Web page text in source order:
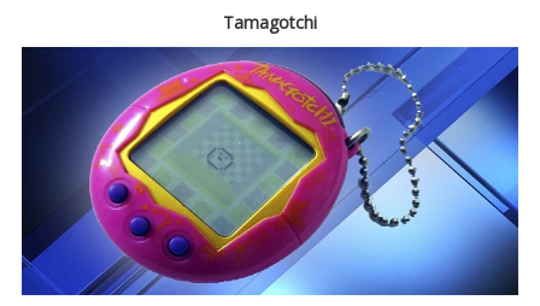
Tamagotchi